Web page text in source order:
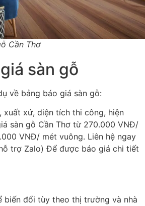
Cần Thơ
sàn gỗ
về bảng báo giá sàn gỗ:
xuất xứ, diện tích thi công, hiện
sàn gỗ Cần Thơ từ 270.000 VNĐ/
VNĐ/ mét vuông. Liên hệ ngay
trợ Zalo) Để được báo giá chi tiết
biến đổi tùy theo thị trường và nhà